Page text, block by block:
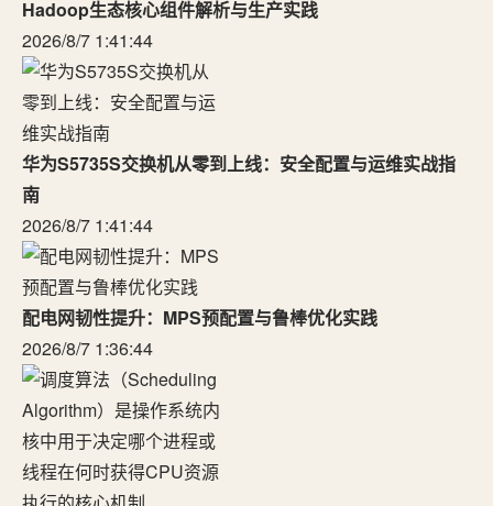
Hadoop生态核心组件解析与生产实践
2026/8/7 1:41:44
华为S5735S交换机从零到上线：安全配置与运维实战指
南
2026/8/7 1:41:44
配电网韧性提升：MPS预配置与鲁棒优化实践
2026/8/7 1:36:44